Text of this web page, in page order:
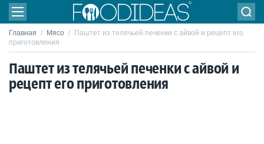
Главная / Мясо /
Паштет из телячьей печенки с айвой и рецепт его
приготовления
Паштет из телячьей печенки с айвой и
рецепт его приготовления